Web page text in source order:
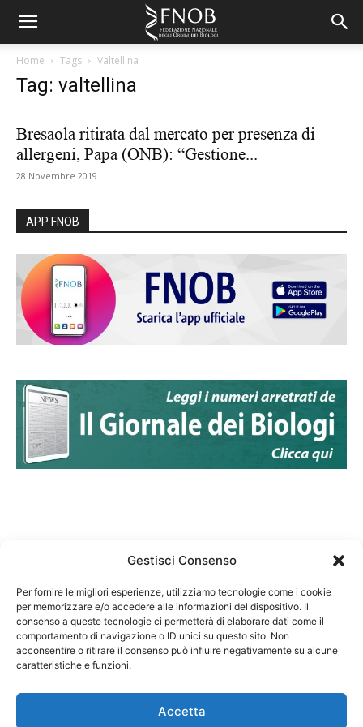
Gestisci Consenso
Per fornire le migliori esperienze, utilizziamo tecnologie come i cookie
per memorizzare e/o accedere alle informazioni del dispositivo. Il
consenso a queste tecnologie ci permetterà di elaborare dati come il
comportamento di navigazione o ID unici su questo sito. Non
acconsentire o ritirare il consenso può influire negativamente su alcune
caratteristiche e funzioni.
Accetta
Home Tags Valtellina
Tag: valtellina
Bresaola ritirata dal mercato per presenza di
allergeni, Papa (ONB): “Gestione...
28 Novembre 2019
APP FNOB
Federazione Nazionale Degli Ordini dei Biologi:
codice fiscale 80069130583
Responsabile sito internet www.fnob.it: Vincenzo